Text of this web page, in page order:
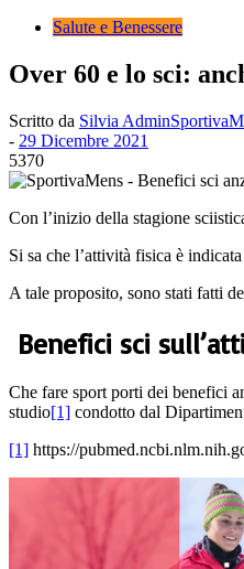
Salute e Benessere
Over 60 e lo sci:
Scritto da Silvia
- 29 Dicembre 2021
5370
Con l’inizio della stagione
Si sa che l’attività fisica è
A tale proposito, sono stati fatti
Benefici sci
Che fare sport porti dei benefici
studio[1] condotto dal
[1] https://